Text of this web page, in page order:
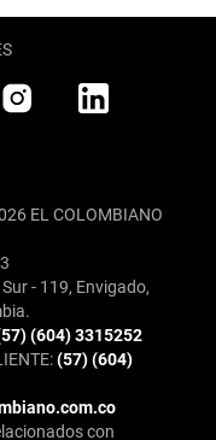
EL COLOMBIANO
- 119, Envigado,
(604) 3315252
(57) (604)
con